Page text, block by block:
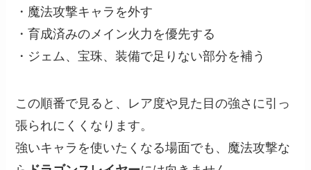
・魔法攻撃キャラを外す
・育成済みのメイン火力を優先する
・ジェム、宝珠、装備で足りない部分を補う
この順番で見ると、レア度や見た目の強さに引っ
張られにくくなります。
強いキャラを使いたくなる場面でも、魔法攻撃な